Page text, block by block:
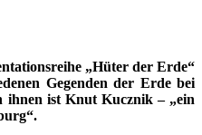
„Hüter der Erde“
Gegenden der Erde bei
ihnen ist Knut Kucznik – „ein